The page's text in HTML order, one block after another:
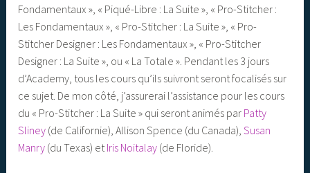
Fondamentaux », « Piqué-Libre : La Suite », « Pro-Stitcher :
Les Fondamentaux », « Pro-Stitcher : La Suite », « Pro-
Stitcher Designer : Les Fondamentaux », « Pro-Stitcher
Designer : La Suite », ou « La Totale ». Pendant les 3 jours
d’Academy, tous les cours qu’ils suivront seront focalisés sur
ce sujet. De mon côté, j’assurerai l’assistance pour les cours
du « Pro-Stitcher : La Suite » qui seront animés par Patty
Sliney (de Californie), Allison Spence (du Canada),Susan
Manry (du Texas) etIris Noitalay (de Floride).